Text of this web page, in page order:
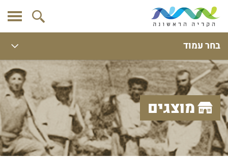
בחר עמוד
מוצגים